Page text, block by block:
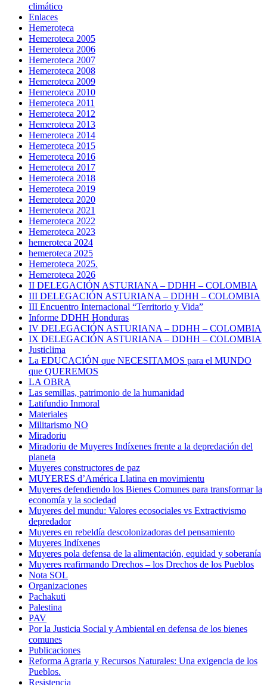
climático
Enlaces
Hemeroteca
Hemeroteca 2005
Hemeroteca 2006
Hemeroteca 2007
Hemeroteca 2008
Hemeroteca 2009
Hemeroteca 2010
Hemeroteca 2011
Hemeroteca 2012
Hemeroteca 2013
Hemeroteca 2014
Hemeroteca 2015
Hemeroteca 2016
Hemeroteca 2017
Hemeroteca 2018
Hemeroteca 2019
Hemeroteca 2020
Hemeroteca 2021
Hemeroteca 2022
Hemeroteca 2023
hemeroteca 2024
hemeroteca 2025
Hemeroteca 2025.
Hemeroteca 2026
II DELEGACIÓN ASTURIANA – DDHH – COLOMBIA
III DELEGACIÓN ASTURIANA – DDHH – COLOMBIA
III Encuentro Internacional “Territorio y Vida”
Informe DDHH Honduras
IV DELEGACIÓN ASTURIANA – DDHH – COLOMBIA
IX DELEGACIÓN ASTURIANA – DDHH – COLOMBIA
Justiclima
La EDUCACIÓN que NECESITAMOS para el MUNDO
que QUEREMOS
LA OBRA
Las semillas, patrimonio de la humanidad
Latifundio Inmoral
Materiales
Militarismo NO
Miradoriu
Miradoriu de Muyeres Indíxenes frente a la depredación del
planeta
Muyeres constructores de paz
MUYERES d’América Llatina en movimientu
Muyeres defendiendo los Bienes Comunes para transformar la
economía y la sociedad
Muyeres del mundu: Valores ecosociales vs Extractivismo
depredador
Muyeres en rebeldía descolonizadoras del pensamiento
Muyeres Indíxenes
Muyeres pola defensa de la alimentación, equidad y soberanía
Muyeres reafirmando Drechos – los Drechos de los Pueblos
Nota SOL
Organizaciones
Pachakuti
Palestina
PAV
Por la Justicia Social y Ambiental en defensa de los bienes
comunes
Publicaciones
Reforma Agraria y Recursos Naturales: Una exigencia de los
Pueblos.
Resistencia